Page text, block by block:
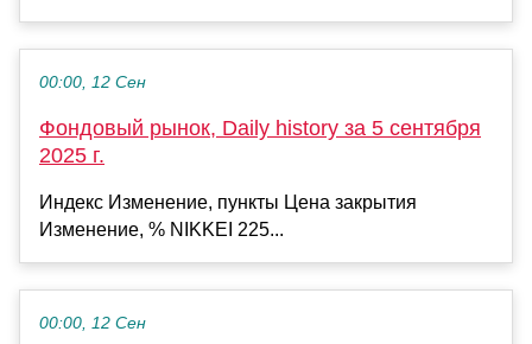
00:00, 12 Сен
Фондовый рынок, Daily history за 5 сентября
2025 г.
Индекс Изменение, пункты Цена закрытия
Изменение, % NIKKEI 225...
00:00, 12 Сен